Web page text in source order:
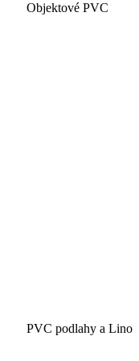
Objektové PVC
PVC podlahy a Lino